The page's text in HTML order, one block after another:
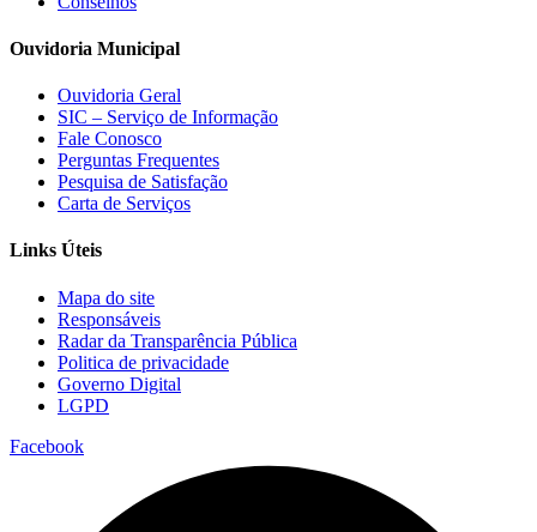
Ouvidoria Municipal
Ouvidoria Geral
SIC – Serviço de Informação
Fale Conosco
Perguntas Frequentes
Pesquisa de Satisfação
Carta de Serviços
Links Úteis
Mapa do site
Responsáveis
Radar da Transparência Pública
Politica de privacidade
Governo Digital
LGPD
Facebook